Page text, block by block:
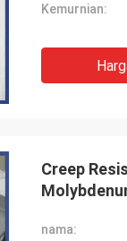
Kemurnian:
Creep
nama: